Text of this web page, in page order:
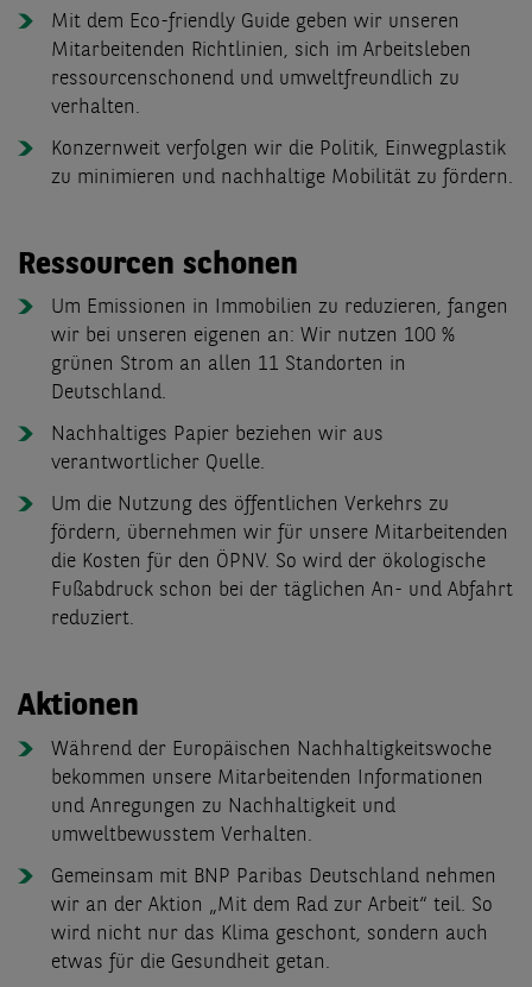
Mit dem Eco-friendly Guide geben wir unseren
Mitarbeitenden Richtlinien, sich im Arbeitsleben
ressourcenschonend und umweltfreundlich zu
verhalten.
Konzernweit verfolgen wir die Politik, Einwegplastik
zu minimieren und nachhaltige Mobilität zu fördern.
Ressourcen schonen
Um Emissionen in Immobilien zu reduzieren, fangen
wir bei unseren eigenen an: Wir nutzen 100 %
grünen Strom an allen 11 Standorten in
Deutschland.
Nachhaltiges Papier beziehen wir aus
verantwortlicher Quelle.
Um die Nutzung des öffentlichen Verkehrs zu
fördern, übernehmen wir für unsere Mitarbeitenden
die Kosten für den ÖPNV. So wird der ökologische
Fußabdruck schon bei der täglichen An- und Abfahrt
reduziert.
Aktionen
Während der Europäischen Nachhaltigkeitswoche
bekommen unsere Mitarbeitenden Informationen
und Anregungen zu Nachhaltigkeit und
umweltbewusstem Verhalten.
Gemeinsam mit BNP Paribas Deutschland nehmen
wir an der Aktion „Mit dem Rad zur Arbeit“ teil. So
wird nicht nur das Klima geschont, sondern auch
etwas für die Gesundheit getan.